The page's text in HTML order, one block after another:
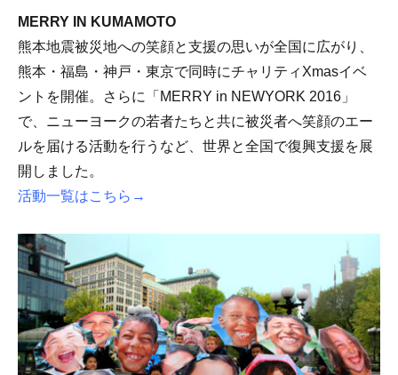
MERRY IN KUMAMOTO
熊本地震被災地への笑顔と支援の思いが全国に広がり、
熊本・福島・神戸・東京で同時にチャリティXmasイベ
ントを開催。さらに「MERRY in NEWYORK 2016」
で、ニューヨークの若者たちと共に被災者へ笑顔のエー
ルを届ける活動を行うなど、世界と全国で復興支援を展
開しました。
活動一覧はこちら→